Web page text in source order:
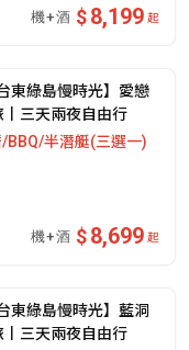
8,199 起
東綠島慢時光】愛戀
三天兩夜自由行
半潛艇(三選一)
8,699 起
東綠島慢時光】藍洞
三天兩夜自由行